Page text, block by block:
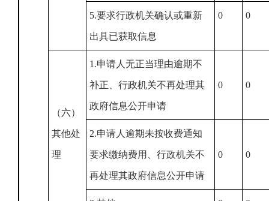
5.要求行政机关确认或重新
出具已获取信息
0 0
（六）
其他处
理
1.申请人无正当理由逾期不
补正、行政机关不再处理其
政府信息公开申请
0 0
2.申请人逾期未按收费通知
要求缴纳费用、行政机关不
再处理其政府信息公开申请
0 0